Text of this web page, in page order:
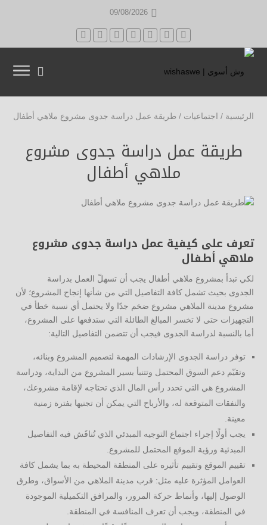
09/08/2026
الرئيسية / اجتماعيات / طريقة عمل دراسة جدوى مشروع ملاهي أطفال
طريقة عمل دراسة جدوى مشروع
ملاهي أطفال
تعرف على كيفية عمل دراسة جدوى مشروع
ملاهي أطفال
لكي تبدأ بمشروع ملاهي أطفال يجب أن تسهلّ العمل بدراسة
الجدوى بحيث تشمل كافة التفاصيل التي من شأنها إنجاح المشروع؛ لأن
مشروع مدينة الملاهي مشروع ضخم جدًا ولا يحتمل أي نسبة خطأ في
التجهيزات حتى لا تخسر المبالغ الطائلة التي ستدفعها على المشروع،
أما بالنسبة لدراسة الجدوى فيجب أن تتضمن التفاصيل التالية:
توفر دراسة الجدوى الإرشادات المهمة لتصميم المشروع وبنائه،
وتقيّم دعم السوق المحتمل وتتنبأ بسير المشروع من البداية، ودراسة
المشروع هي التي تحدد رأس المال الذي تحتاجه لإقامة مشروعك،
والنفقات المتوقعة له، والأرباح التي يمكن أن تجنيها بفترة زمنية
معينة.
يجب أولًا إجراء اجتماع التوجيه المبدئي الذي تُناقَش فيه التفاصيل
المبدئية ورؤية الموقع المحتمل للمشروع.
تقييم الموقع وتقييم تأثيره على المنطقة المحيطة به بما يشمل كافة
العوامل المؤثرة عليه مثل: قرب مدينة الملاهي من الأسواق، وطرق
الوصول إليها، وأنماط حركة المرور، والمرافق التكميلية الموجودة
في المنطقة، ويجب أن تعرف المنافسة في المنطقة.